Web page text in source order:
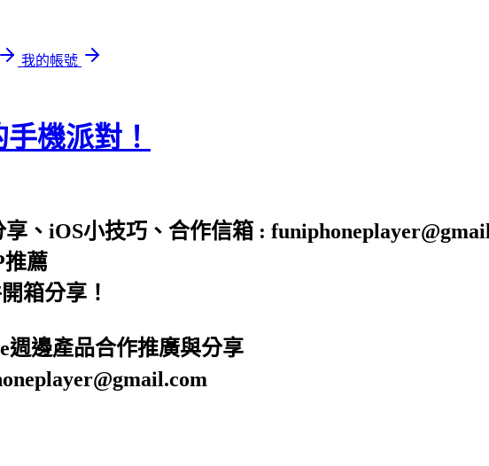
我的帳號
機派對！
、iOS小技巧、合作信箱 :
推薦
箱分享！
週邊產品合作推廣與分享